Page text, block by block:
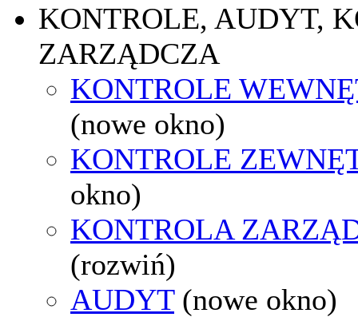
KONTROLE, AUDYT,
ZARZĄDCZA
KONTROLE
(nowe okno)
KONTROLE
okno)
KONTROLA
(rozwiń)
AUDYT (nowe okno)